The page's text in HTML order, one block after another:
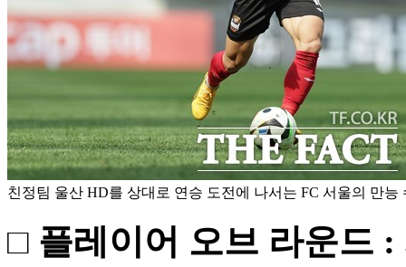
친정팀 울산 HD를 상대로 연승 도전에 나서는 FC 서울의 만능
□ 플레이어 오브 라운드